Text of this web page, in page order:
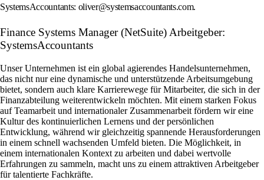
SystemsAccountants: oliver@systemsaccountants.com.
Finance Systems Manager (NetSuite) Arbeitgeber:
SystemsAccountants
Unser Unternehmen ist ein global agierendes Handelsunternehmen,
das nicht nur eine dynamische und unterstützende Arbeitsumgebung
bietet, sondern auch klare Karrierewege für Mitarbeiter, die sich in der
Finanzabteilung weiterentwickeln möchten. Mit einem starken Fokus
auf Teamarbeit und internationaler Zusammenarbeit fördern wir eine
Kultur des kontinuierlichen Lernens und der persönlichen
Entwicklung, während wir gleichzeitig spannende Herausforderungen
in einem schnell wachsenden Umfeld bieten. Die Möglichkeit, in
einem internationalen Kontext zu arbeiten und dabei wertvolle
Erfahrungen zu sammeln, macht uns zu einem attraktiven Arbeitgeber
für talentierte Fachkräfte.